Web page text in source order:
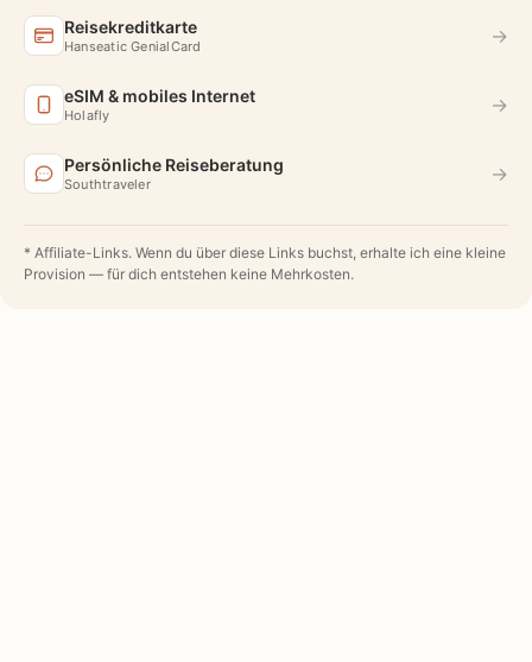
Reisekreditkarte
Hanseatic GenialCard →
eSIM & mobiles Internet
Holafly →
Persönliche Reiseberatung
Southtraveler →
* Affiliate-Links. Wenn du über diese Links buchst, erhalte ich eine kleine
Provision — für dich entstehen keine Mehrkosten.